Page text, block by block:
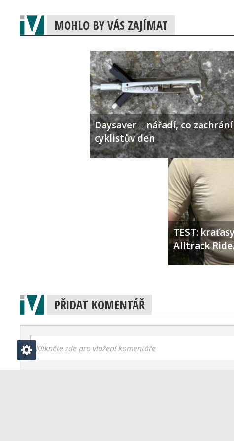
MOHLO BY VÁS ZAJÍMAT
Daysaver – nářadí, co zachrání
cyklistův den
TEST:
Alltrack
PŘIDAT KOMENTÁŘ
Klikněte zde pro vložení komentáře